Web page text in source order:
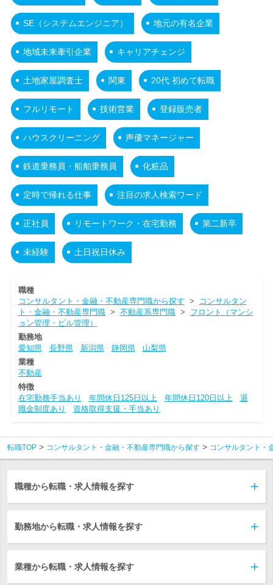
SE（システムエンジニア） 地元の有名企業
地域未来牽引企業 キャリアチェンジ
土地家屋調査士 関東 20代 初めて転職
フルリモート 技術営業 登録販売者
ハウスクリーニング 声優マネージャー
鉄道乗務員・船舶乗務員 化粧品
定時で帰れる仕事 注目の求人検索ワード
正社員 リモートワーク・在宅勤務 第二新卒
未経験 土日祝日休み
職種
コンサルタント・金融・不動産専門職から探す >
コンサルタン
ト・金融・不動産専門職> 不動産系専門職> フロント（マンシ
ョン管理・ビル管理）
勤務地
愛知県
長野県 新潟県 静岡県
山梨県
業種
不動産
特徴
在宅勤務手当あり
年間休日125日以上 年間休日120日以上
退
職金制度あり
資格取得支援・手当あり
転職TOP コンサルタント・金融・不動産専門職から探す コンサルタント・
職種から転職・求人情報を探す
勤務地から転職・求人情報を探す
業種から転職・求人情報を探す